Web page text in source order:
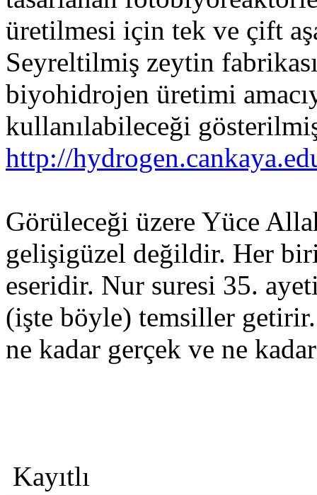
üretilmesi için tek ve çift
Seyreltilmiş zeytin
biyohidrojen üretimi
kullanılabileceği
http://
Görüleceği üzere Yüce
gelişigüzel değildir. Her
eseridir. Nur suresi 35.
(işte böyle) temsiller
ne kadar gerçek ve ne
Kayıtlı